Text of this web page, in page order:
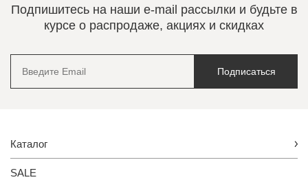
Подпишитесь на наши e-mail рассылки и будьте в
курсе о распродаже, акциях и скидках
Подписаться
Каталог
SALE